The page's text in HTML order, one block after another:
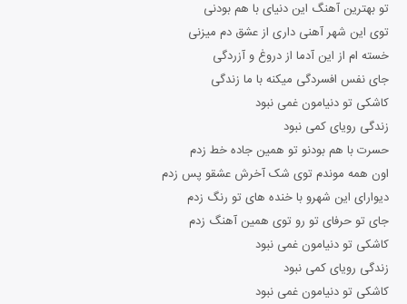
تو بهترین آهنگ این دنیای با هم بودنی
توی این شهر آهنی داری از عشق دم میزنی
خسته ام از این آدما از دروغ و آزردگی
جای نفس افسردگی میکنه با ما زندگی
کاشکی تو دنیامون غمی نبود
زندگی رویای کمی نبود
حسرت با هم بودنو تو همین جاده خط زدم
اون همه موندم توی شک آخرش عشقو پس زدم
دیوارای این شهرو با خنده های تو رنگ زدم
جای تو حرفای تو رو توی همین آهنگ زدم
کاشکی تو دنیامون غمی نبود
زندگی رویای کمی نبود
کاشکی تو دنیامون غمی نبود